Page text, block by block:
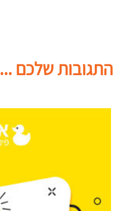
התגובות שלכם ...